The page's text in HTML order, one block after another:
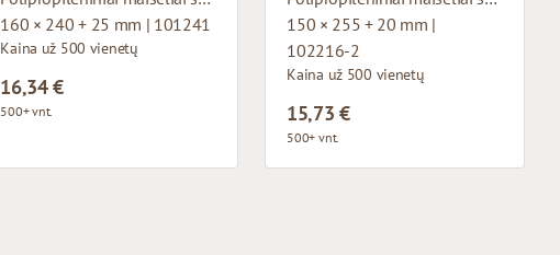
160 × 240 + 25 mm | 101241
Kaina už 500 vienetų
16,34 €
500+ vnt.
150 × 255 + 20 mm |
102216-2
Kaina už 500 vienetų
15,73 €
500+ vnt.